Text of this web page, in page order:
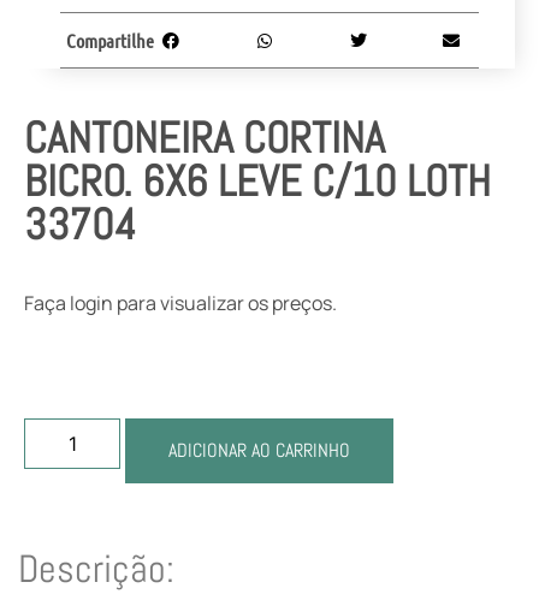
CANTONEIRA CORTINA
BICRO. 6X6 LEVE C/10 LOTH
33704
Faça login para visualizar os preços.
ADICIONAR AO CARRINHO
Compartilhe
Descrição: